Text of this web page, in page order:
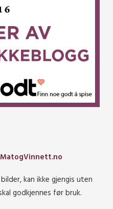
kan ikke gjengis uten
godkjennes før bruk.